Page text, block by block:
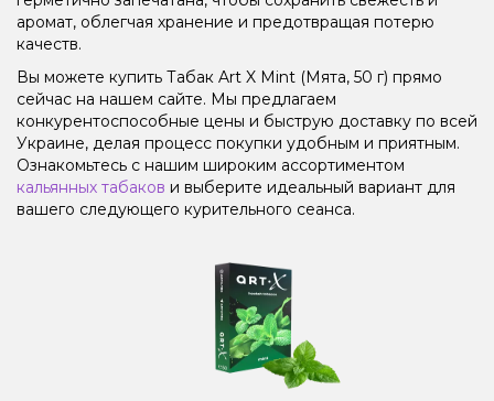
аромат, облегчая хранение и предотвращая потерю
качеств.
Вы можете купить Табак Art X Mint (Мята, 50 г) прямо
сейчас на нашем сайте. Мы предлагаем
конкурентоспособные цены и быструю доставку по всей
Украине, делая процесс покупки удобным и приятным.
Ознакомьтесь с нашим широким ассортиментом
кальянных табаков и выберите идеальный вариант для
вашего следующего курительного сеанса.